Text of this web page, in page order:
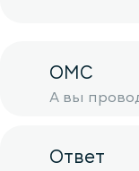
ОМС
А вы
Ответ